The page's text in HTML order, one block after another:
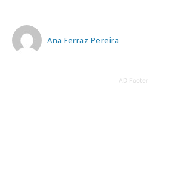
Ana Ferraz Pereira
AD Footer